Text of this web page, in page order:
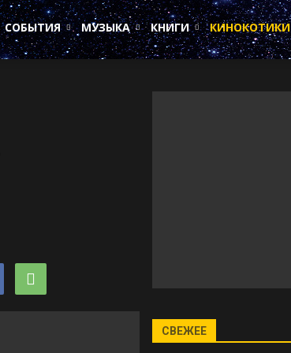
СОБЫТИЯ МУЗЫКА КНИГИ КИНОКОТИКИ
СВЕЖЕЕ